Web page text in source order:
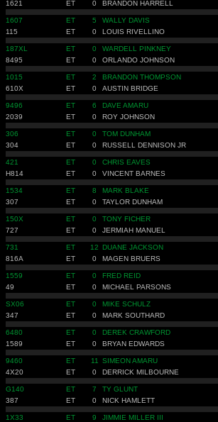
1621 ET 0 BRANDON HARRELL
1607 ET 5 WALLY DAVIS
115
ET 0 LOUIS RIVELLINO
187XL ET 0 WARDELL PINKNEY
8495
ET 0 ORLANDO JOHNSON
1015 ET 2 BRANDON THOMPSON
610X
ET 0 AUSTIN BRIDGE
9496 ET 6 DAVE AMARU
2039
ET 0 ROY JOHNSON
306 ET 0 TOM DUNHAM
304
ET 0 RUSSELL DENNISON JR
421 ET 0 CHRIS EAVES
H814
ET 0 VINCENT BARNES
1534 ET 8 MARK BLAKE
307
ET 0 TAYLOR DUNHAM
150X ET 0 TONY FICHER
727
ET 0 JERMIAH MANUEL
731 ET 12 DUANE JACKSON
816A
ET 0 MAGEN BRUERS
1559 ET 0 FRED REID
49
ET 0 MICHAEL PARSONS
SX06 ET 0 MIKE SCHULZ
347
ET 0 MARK SOUTHARD
6480 ET 0 DEREK CRAWFORD
1589
ET 0 BRYAN EDWARDS
9460 ET 11 SIMEON AMARU
4X20
ET 0 DERRICK MILBOURNE
G140 ET 7 TY GLUNT
387
ET 0 NICK HAMLETT
1X33 ET 9 JIMMIE MILLER III